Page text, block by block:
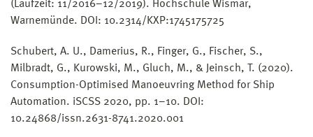
(Laufzeit: 11/2016–12/2019). Hochschule Wismar,
Warnemünde. DOI: 10.2314/KXP:1745175725
Schubert, A. U., Damerius, R., Finger, G., Fischer, S.,
Milbradt, G., Kurowski, M., Gluch, M., & Jeinsch, T. (2020).
Consumption-Optimised Manoeuvring Method for Ship
Automation. iSCSS 2020, pp. 1–10. DOI:
10.24868/issn.2631-8741.2020.001